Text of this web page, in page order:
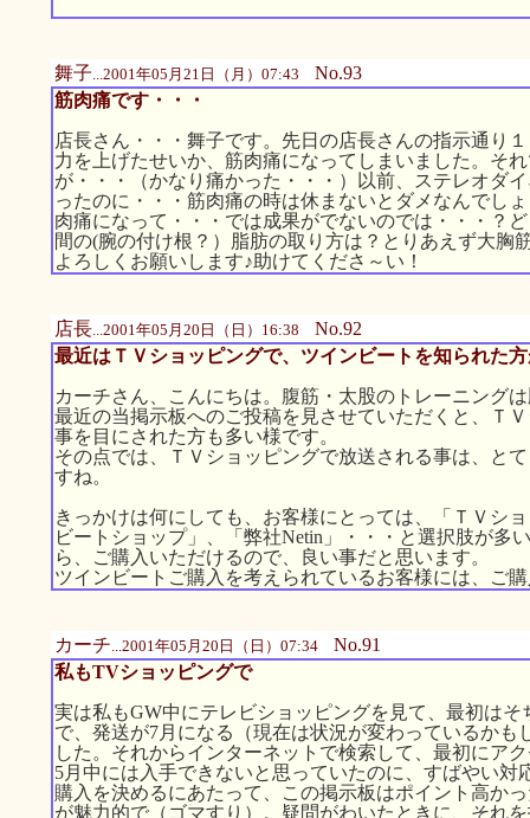
舞子...2001年05月21日（月）07:43 No.93
筋肉痛です・・・
店長さん・・・舞子です。先日の店長さんの指示通り
力を上げたせいか、筋肉痛になってしまいました。そ
が・・・（かなり痛かった・・・）以前、ステレオダ
ったのに・・・筋肉痛の時は休まないとダメなんでし
肉痛になって・・・では成果がでないのでは・・・？
間の(腕の付け根？）脂肪の取り方は？とりあえず大胸
よろしくお願いします♪助けてくださ～い！
店長...2001年05月20日（日）16:38 No.92
最近はＴＶショッピングで、ツインビートを知られた
カーチさん、こんにちは。腹筋・太股のトレーニング
最近の当掲示板へのご投稿を見させていただくと、Ｔ
事を目にされた方も多い様です。
その点では、ＴＶショッピングで放送される事は、と
すね。
きっかけは何にしても、お客様にとっては、「ＴＶシ
ビートショップ」、「弊社Netin」・・・と選択肢が多
ら、ご購入いただけるので、良い事だと思います。
ツインビートご購入を考えられているお客様には、ご
カーチ...2001年05月20日（日）07:34 No.91
私もTVショッピングで
実は私もGW中にテレビショッピングを見て、最初は
で、発送が7月になる（現在は状況が変わっているか
した。それからインターネットで検索して、最初にア
5月中には入手できないと思っていたのに、すばやい対
購入を決めるにあたって、この掲示板はポイント高か
が魅力的で（ゴマすり）。疑問がわいたときに、それ